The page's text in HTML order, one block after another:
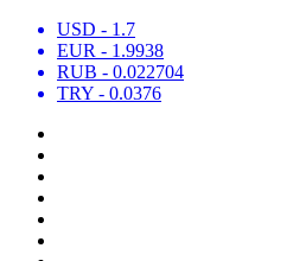
USD - 1.7
EUR - 1.9938
RUB - 0.022704
TRY - 0.0376